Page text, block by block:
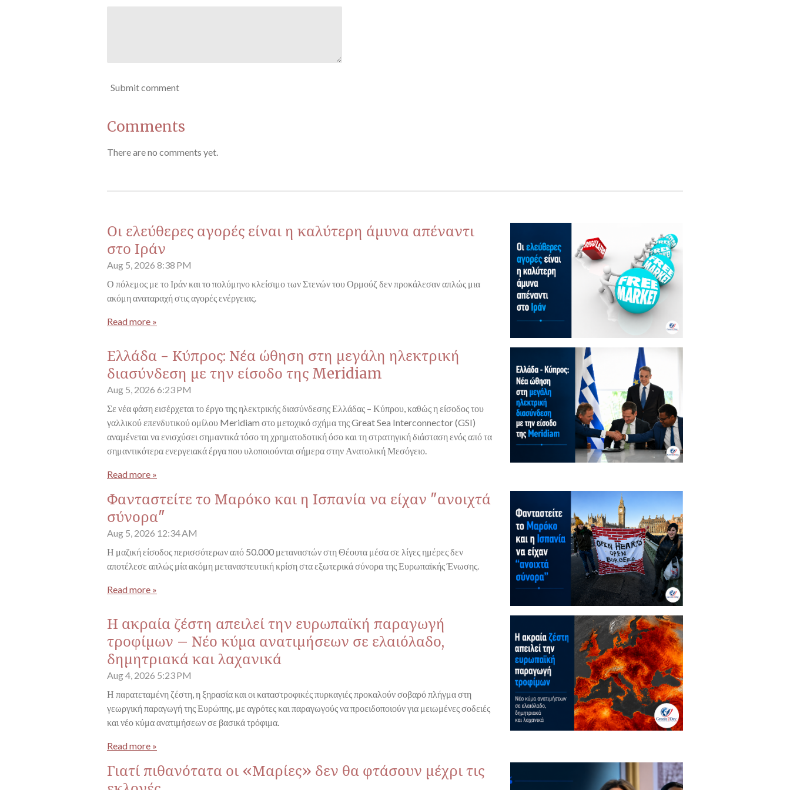
Submit comment
Comments
There are no comments yet.
Οι ελεύθερες αγορές είναι η καλύτερη άμυνα απέναντι
στο Ιράν
Aug 5, 2026 8:38 PM
Ο πόλεμος με το Ιράν και το πολύμηνο κλείσιμο των Στενών του Ορμούζ δεν προκάλεσαν απλώς μια
ακόμη αναταραχή στις αγορές ενέργειας.
Read more »
Ελλάδα - Κύπρος: Νέα ώθηση στη μεγάλη ηλεκτρική
διασύνδεση με την είσοδο της Meridiam
Aug 5, 2026 6:23 PM
Σε νέα φάση εισέρχεται το έργο της ηλεκτρικής διασύνδεσης Ελλάδας – Κύπρου, καθώς η είσοδος του
γαλλικού επενδυτικού ομίλου Meridiam στο μετοχικό σχήμα της Great Sea Interconnector (GSI)
αναμένεται να ενισχύσει σημαντικά τόσο τη χρηματοδοτική όσο και τη στρατηγική διάσταση ενός από τα
σημαντικότερα ενεργειακά έργα που υλοποιούνται σήμερα στην Ανατολική Μεσόγειο.
Read more »
Φανταστείτε το Μαρόκο και η Ισπανία να είχαν "ανοιχτά
σύνορα"
Aug 5, 2026 12:34 AM
Η μαζική είσοδος περισσότερων από 50.000 μεταναστών στη Θέουτα μέσα σε λίγες ημέρες δεν
αποτέλεσε απλώς μία ακόμη μεταναστευτική κρίση στα εξωτερικά σύνορα της Ευρωπαϊκής Ένωσης.
Read more »
Η ακραία ζέστη απειλεί την ευρωπαϊκή παραγωγή
τροφίμων – Νέο κύμα ανατιμήσεων σε ελαιόλαδο,
δημητριακά και λαχανικά
Aug 4, 2026 5:23 PM
Η παρατεταμένη ζέστη, η ξηρασία και οι καταστροφικές πυρκαγιές προκαλούν σοβαρό πλήγμα στη
γεωργική παραγωγή της Ευρώπης, με αγρότες και παραγωγούς να προειδοποιούν για μειωμένες σοδειές
και νέο κύμα ανατιμήσεων σε βασικά τρόφιμα.
Read more »
Γιατί πιθανότατα οι «Μαρίες» δεν θα φτάσουν μέχρι τις